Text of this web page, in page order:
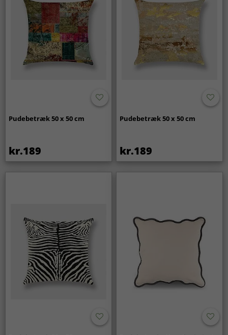
Pudebetræk 50 x 50 cm
kr.189
Pudebetræk 50 x 50 cm
kr.189